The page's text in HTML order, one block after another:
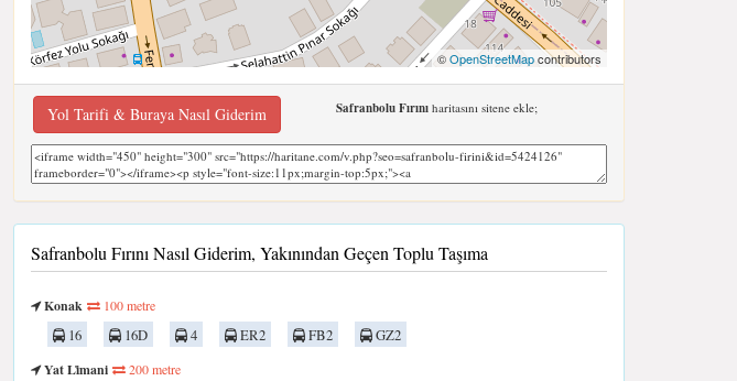
©OpenStreetMapcontributors
Yol Tarifi & Buraya Nasıl Giderim Safranbolu Fırınıharitasını sitene ekle;
Safranbolu Fırını Nasıl Giderim, Yakınından Geçen Toplu Taşıma
Konak 100 metre
16 16D 4 ER2 FB2
GZ2
Yat Li̇mani
200 metre